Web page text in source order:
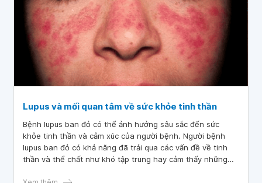
Lupus và mối quan tâm về sức khỏe tinh thần
Bệnh lupus ban đỏ có thể ảnh hưởng sâu sắc đến sức
khỏe tinh thần và cảm xúc của người bệnh. Người bệnh
lupus ban đỏ có khả năng đã trải qua các vấn đề về tinh
thần và thể chất như khó tập trung hay cảm thấy những